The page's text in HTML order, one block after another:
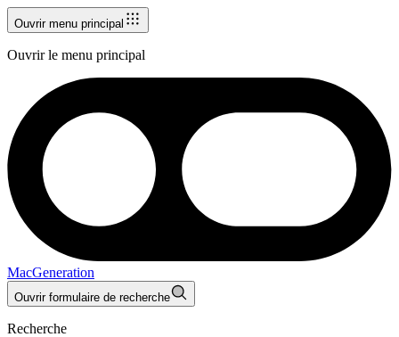
Ouvrir menu principal
Ouvrir le menu principal
MacGeneration
Ouvrir formulaire de recherche
Recherche